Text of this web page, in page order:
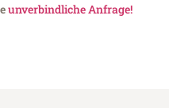
unverbindliche Anfrage!